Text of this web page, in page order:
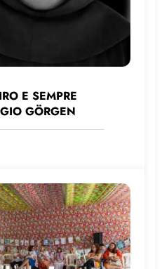
E SEMPRE
GÖRGEN